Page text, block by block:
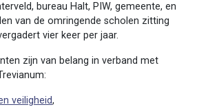
bureau Halt, PIW, gemeente, en
van de omringende scholen zitting
vier keer per jaar.
zijn van belang in verband met
veiligheid,